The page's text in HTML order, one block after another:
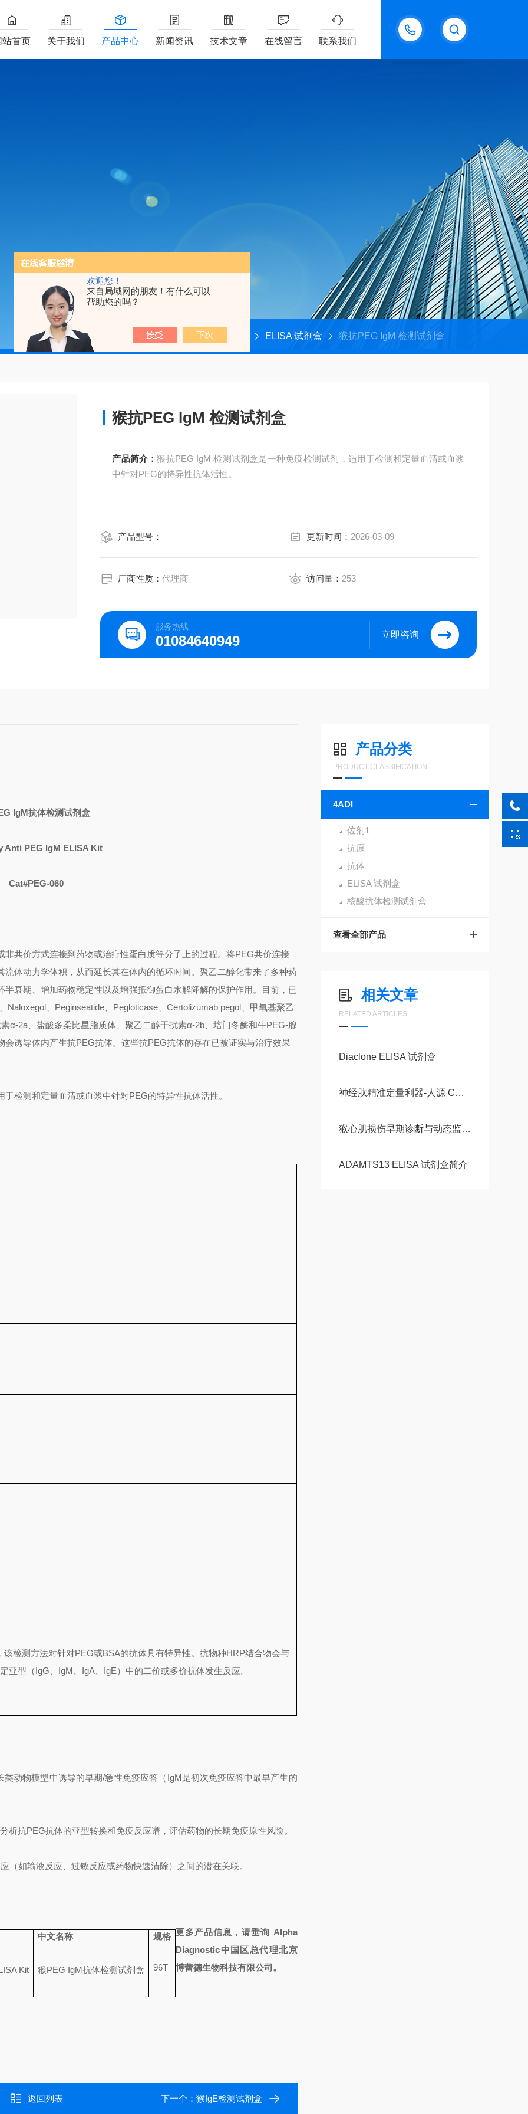
欢迎您！
来自局域网的朋友！有什么可以
帮助您的吗？
18611095289
站首页 关于我们 产品中心 新闻资讯 技术文章 在线留言 联系我们
首页 产品中心 ELISA 试剂盒 猴抗PEG IgM 检测试剂盒
猴抗PEG IgM 检测试剂盒
产品简介：猴抗PEG IgM 检测试剂盒是一种免疫检测试剂，适用于检测和定量血清或血浆
中针对PEG的特异性抗体活性。
产品型号： 更新时间： 2026-03-09
厂商性质：代理商 访问量： 253
服务热线
01084640949 立即咨询
产品分类
PRODUCT CLASSIFICATION
4ADI
佐剂1
抗原
抗体
ELISA 试剂盒
核酸抗体检测试剂盒
查看全部产品
相关文章
RELATED ARTICLES
Diaclone ELISA 试剂盒
神经肽精准定量利器-人源 CGRP ELISA 试剂盒，多类型样本直接检测
猴心肌损伤早期诊断与动态监测-猴肌红蛋白ELISA 试剂盒
ADAMTS13 ELISA 试剂盒简介
IgM抗体检测试剂盒
Anti PEG IgM ELISA Kit
Cat#PEG-060
非共价方式连接到药物或治疗性蛋白质等分子上的过程。将PEG共价连接
体动力学体积，从而延长其在体内的循环时间。聚乙二醇化带来了多种药
衰期、增加药物稳定性以及增强抵御蛋白水解降解的保护作用。目前，已
Naloxegol Peginseatide Pegloticase 、Certolizumab pegol 、甲氧基聚乙
α-2a 、盐酸多柔比星脂质体、聚乙二醇干扰素α-2b 、培门冬酶和牛PEG-腺
会诱导体内产生抗PEG抗体。这些抗PEG抗体的存在已被证实与治疗效果
于检测和定量血清或血浆中针对PEG的特异性抗体活性。
该检测方法对针对PEG或BSA的抗体具有特异性。抗物种HRP结合物会与
亚型（IgG IgM IgA IgE）中的二价或多价抗体发生反应。
类动物模型中诱导的早期/急性免疫应答（ IgM是初次免疫应答中最早产生的
析抗PEG抗体的亚型转换和免疫反应谱，评估药物的长期免疫原性风险。
（如输液反应、过敏反应或药物快速清除）之间的潜在关联。
中文名称 规格
Kit 猴PEG IgM抗体检测试剂盒 96T
更多产品信息，请垂询 Alpha
Diagnostic中国区总代理北京
博蕾德生物科技有限公司。
返回列表 下一个： 猴IgE检测试剂盒